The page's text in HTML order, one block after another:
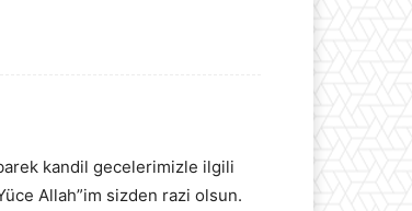
kandil gecelerimizle ilgili
Allah”im sizden razi olsun.